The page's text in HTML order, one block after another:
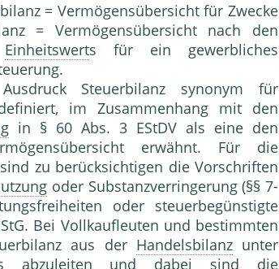
= Vermögensübersicht für Zwecke
= Vermögensübersicht nach den
Einheitswerts für ein gewerbliches
Steuerbilanz synonym für
im Zusammenhang mit den
in § 60 Abs. 3 EStDV als eine den
erwähnt. Für die
zu berücksichtigen die Vorschriften
oder Substanzverringerung (§§ 7-
oder steuerbegünstigte
Bei Vollkaufleuten und bestimmten
aus der Handelsbilanzunter
abzuleiten und dabei sind die